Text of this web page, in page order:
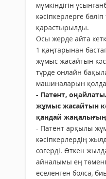
мүмкіндігін
кәсіпкерлерге
қарастырылды.
Осы жерде айта
1 қаңтарынан
жұмыс жасайтын
түрде онлайн
машиналарын
- Патент,
жұмыс жасайтын
қандай
- Патент арқылы
кәсіпкерлердің
өзгерді. Өткен
айналымы ең
еселенген болса,